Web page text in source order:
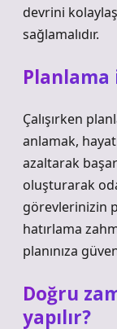
devrini
sağlamalıdır.
Planlama
Çalışırken
anlamak,
azaltarak
oluşturarak
görevlerinizin
hatırlama
planınıza
Doğru
yapılır?